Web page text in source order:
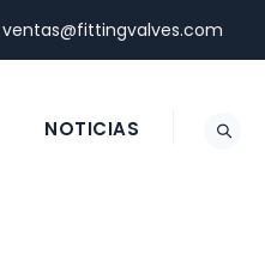
ventas@fittingvalves.com
NOTICIAS